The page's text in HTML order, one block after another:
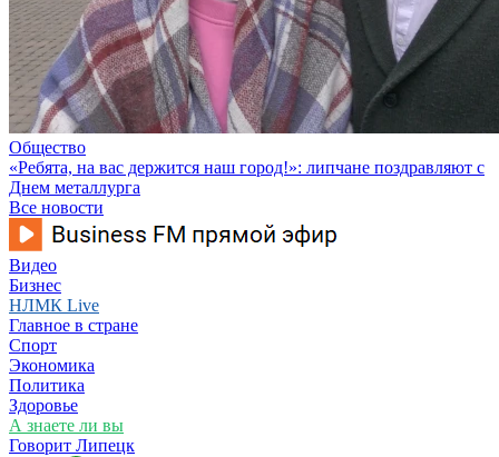
Общество
«Ребята, на вас держится наш город!»: липчане поздравляют с
Днем металлурга
Все новости
Видео
Бизнес
НЛМК Live
Главное в стране
Спорт
Экономика
Политика
Здоровье
А знаете ли вы
Говорит Липецк